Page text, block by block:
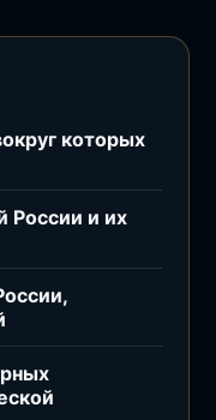
которых
России и их